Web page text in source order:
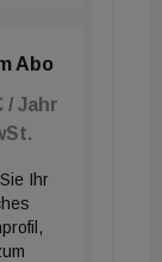
Abo
/ Jahr
Ihr